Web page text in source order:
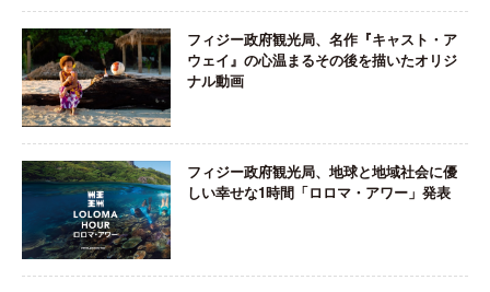
フィジー政府観光局、名作『キャスト・ア
ウェイ』の心温まるその後を描いたオリジ
ナル動画
フィジー政府観光局、地球と地域社会に優
しい幸せな1時間「ロロマ・アワー」発表